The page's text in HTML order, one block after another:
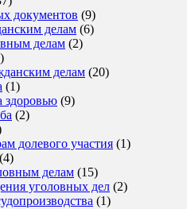
документов (9)
делам (6)
делам (2)
делам (20)
(1)
здоровью (9)
(2)
долевого участия (1)
(4)
делам (15)
уголовных дел (2)
(1)